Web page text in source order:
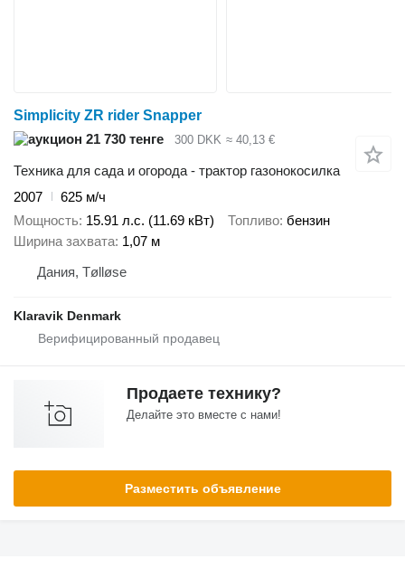
Simplicity ZR rider Snapper
21 730 тенге
300 DKK ≈ 40,13 €
Техника для сада и огорода - трактор газонокосилка
2007
625 м/ч
Мощность 15.91 л.с. (11.69 кВт) Топливо бензин
Ширина захвата 1,07 м
Дания, Tølløse
Klaravik Denmark
Продаете технику?
Делайте это вместе с нами!
Разместить объявление